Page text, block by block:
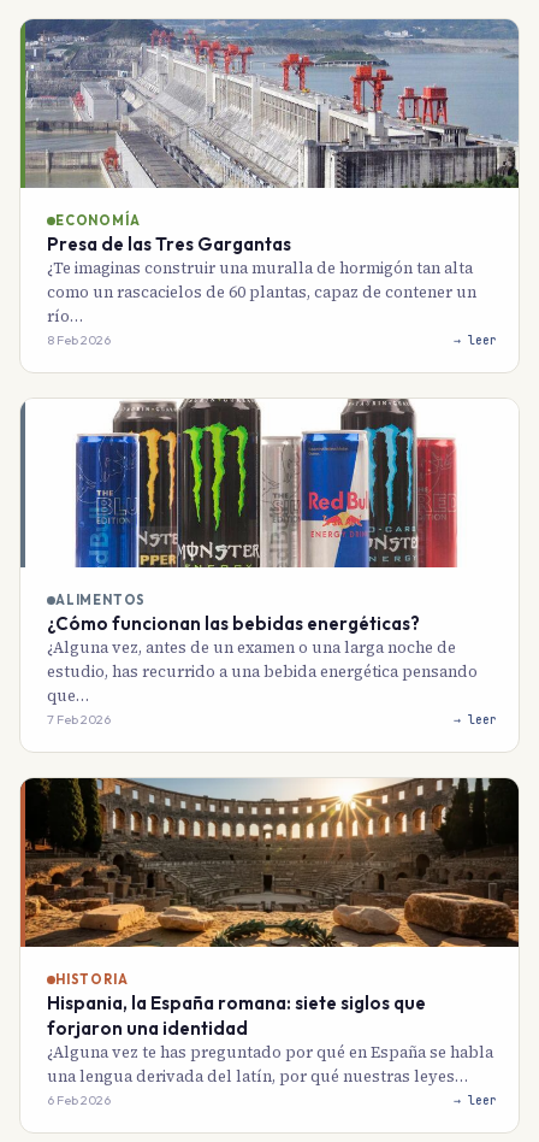
ECONOMÍA
Presa de las Tres Gargantas
¿Te imaginas construir una muralla de hormigón tan alta
como un rascacielos de 60 plantas, capaz de contener un
río…
8 Feb 2026 → leer
ALIMENTOS
¿Cómo funcionan las bebidas energéticas?
¿Alguna vez, antes de un examen o una larga noche de
estudio, has recurrido a una bebida energética pensando
que…
7 Feb 2026 → leer
HISTORIA
Hispania, la España romana: siete siglos que
forjaron una identidad
¿Alguna vez te has preguntado por qué en España se habla
una lengua derivada del latín, por qué nuestras leyes…
6 Feb 2026 → leer